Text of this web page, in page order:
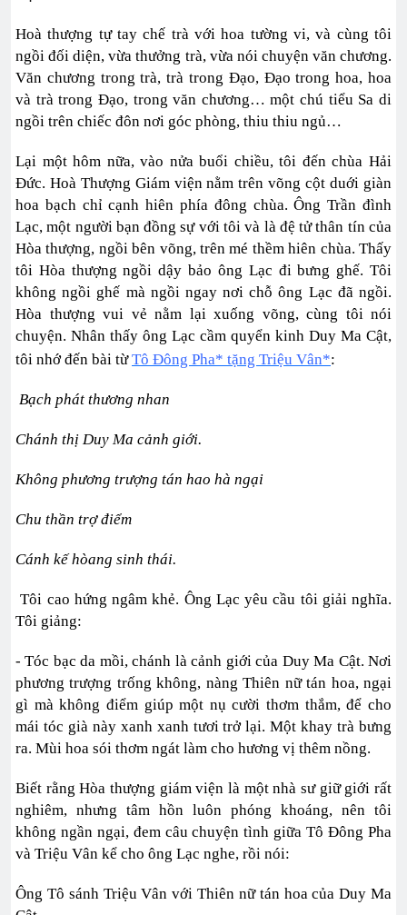
Hoà thượng tự tay chế trà với hoa tường vi, và cùng tôi
ngồi đối diện, vừa thưởng trà, vừa nói chuyện văn chương.
Văn chương trong trà, trà trong Đạo, Đạo trong hoa, hoa
và trà trong Đạo, trong văn chương… một chú tiểu Sa di
ngồi trên chiếc đôn nơi góc phòng, thiu thiu ngủ…
Lại một hôm nữa, vào nửa buổi chiều, tôi đến chùa Hải
Đức. Hoà Thượng Giám viện nằm trên võng cột duới giàn
hoa bạch chỉ cạnh hiên phía đông chùa. Ông Trần đình
Lạc, một người bạn đồng sự với tôi và là đệ tử thân tín của
Hòa thượng, ngồi bên võng, trên mé thềm hiên chùa. Thấy
tôi Hòa thượng ngồi dậy bảo ông Lạc đi bưng ghế. Tôi
không ngồi ghế mà ngồi ngay nơi chỗ ông Lạc đã ngồi.
Hòa thượng vui vẻ nằm lại xuống võng, cùng tôi nói
chuyện. Nhân thấy ông Lạc cầm quyển kinh Duy Ma Cật,
tôi nhớ đến bài từTô Đông Pha* tặng Triệu Vân*:
Bạch phát thương nhan
Chánh thị Duy Ma cảnh giới.
Không phương trượng tán hao hà ngại
Chu thần trợ điểm
Cánh kế hòang sinh thái.
Tôi cao hứng ngâm khẻ. Ông Lạc yêu cầu tôi giải nghĩa.
Tôi giảng:
- Tóc bạc da mồi, chánh là cảnh giới của Duy Ma Cật. Nơi
phương trượng trống không, nàng Thiên nữ tán hoa, ngại
gì mà không điểm giúp một nụ cười thơm thắm, để cho
mái tóc già này xanh xanh tươi trở lại. Một khay trà bưng
ra. Mùi hoa sói thơm ngát làm cho hương vị thêm nồng.
Biết rằng Hòa thượng giám viện là một nhà sư giữ giới rất
nghiêm, nhưng tâm hồn luôn phóng khoáng, nên tôi
không ngần ngại, đem câu chuyện tình giữa Tô Đông Pha
và Triệu Vân kể cho ông Lạc nghe, rồi nói:
Ông Tô sánh Triệu Vân với Thiên nữ tán hoa của Duy Ma